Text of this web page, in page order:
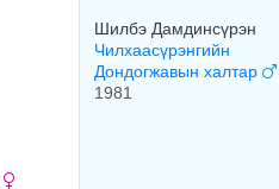
Шилбэ Дамдинсүрэн
Чилхаасүрэнгийн
Дондогжавын халтар
1981